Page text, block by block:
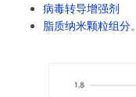
病毒转导增强剂
脂质纳米颗粒组分。